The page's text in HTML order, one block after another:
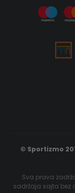
© Sportizmo
Sva prava
sadržaja sajta bez